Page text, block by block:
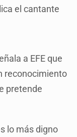
el cantante
a EFE que
reconocimiento
pretende
lo más digno